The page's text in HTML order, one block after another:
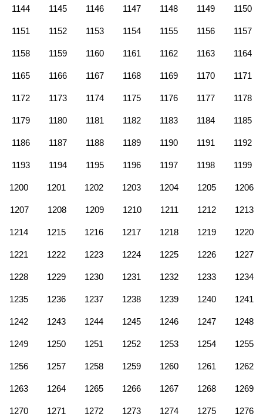
1144 1145 1146 1147 1148 1149 1150
1151 1152 1153 1154 1155 1156 1157
1158 1159 1160 1161 1162 1163 1164
1165 1166 1167 1168 1169 1170 1171
1172 1173 1174 1175 1176 1177 1178
1179 1180 1181 1182 1183 1184 1185
1186 1187 1188 1189 1190 1191 1192
1193 1194 1195 1196 1197 1198 1199
1200 1201 1202 1203 1204 1205 1206
1207 1208 1209 1210 1211 1212 1213
1214 1215 1216 1217 1218 1219 1220
1221 1222 1223 1224 1225 1226 1227
1228 1229 1230 1231 1232 1233 1234
1235 1236 1237 1238 1239 1240 1241
1242 1243 1244 1245 1246 1247 1248
1249 1250 1251 1252 1253 1254 1255
1256 1257 1258 1259 1260 1261 1262
1263 1264 1265 1266 1267 1268 1269
1270 1271 1272 1273 1274 1275 1276